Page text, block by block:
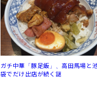
ガチ中華「豚足飯」、高田馬場と
袋でだけ出店が続く謎